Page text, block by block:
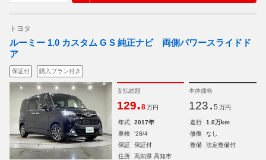
トヨタ
ルーミー 1.0 カスタム G S 純正ナビ 両側パワースライドド
ア
保証付 購入プラン付き
支払総額
129.8 万円
本体価格
123. 5 万円
年式 2017年 走行
1.0万km
車検
'28/4 修復
なし
保証
保証付 整備
法定整備付
住所
高知県 高知市